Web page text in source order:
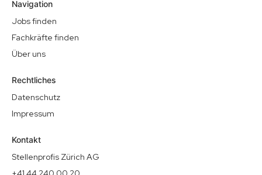
Navigation
Jobs finden
Fachkräfte finden
Über uns
Rechtliches
Datenschutz
Impressum
Kontakt
Stellenprofis Zürich AG